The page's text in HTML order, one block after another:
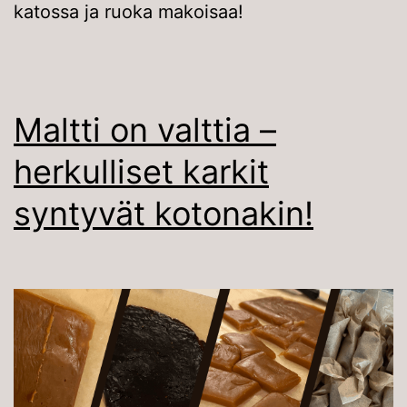
katossa ja ruoka makoisaa!
Maltti on valttia –
herkulliset karkit
syntyvät kotonakin!